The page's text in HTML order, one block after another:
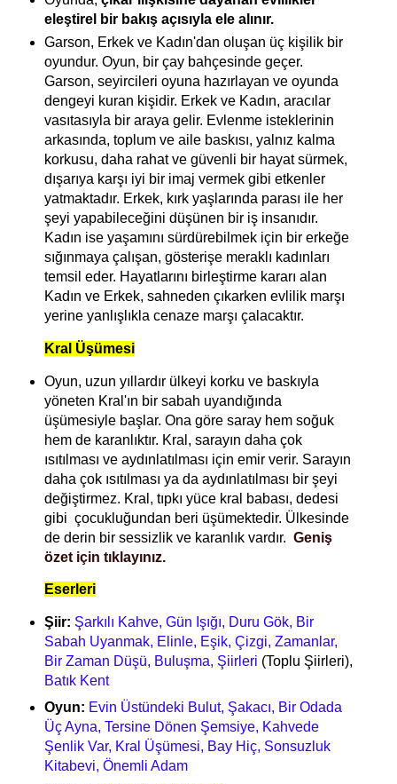
eleştirel bir bakış açısıyla ele alınır.
Garson, Erkek ve Kadın'dan oluşan üç kişilik bir
oyundur. Oyun, bir çay bahçesinde geçer.
Garson, seyircileri oyuna hazırlayan ve oyunda
dengeyi kuran kişidir. Erkek ve Kadın, aracılar
vasıtasıyla bir araya gelir. Evlenme isteklerinin
arkasında, toplum ve aile baskısı, yalnız kalma
korkusu, daha rahat ve güvenli bir hayat sürmek,
dışarıya karşı iyi bir imaj vermek gibi etkenler
yatmaktadır. Erkek, kırk yaşlarında parası ile her
şeyi yapabileceğini düşünen bir iş insanıdır.
Kadın ise yaşamını sürdürebilmek için bir erkeğe
sığınmaya çalışan, gösterişe meraklı kadınları
temsil eder. Hayatlarını birleştirme kararı alan
Kadın ve Erkek, sahneden çıkarken evlilik marşı
yerine yanlışlıkla cenaze marşı çalacaktır.
Kral Üşümesi
Oyun, uzun yıllardır ülkeyi korku ve baskıyla
yöneten Kral'ın bir sabah uyandığında
üşümesiyle başlar. Ona göre saray hem soğuk
hem de karanlıktır. Kral, sarayın daha çok
ısıtılması ve aydınlatılması için emir verir. Sarayın
daha çok ısıtılması ya da aydınlatılması bir şeyi
değiştirmez. Kral, tıpkı yüce kral babası, dedesi
gibi çocukluğundan beri üşümektedir. Ülkesinde
de derin bir sessizlik ve karanlık vardır. Geniş
özet için tıklayınız.
Eserleri
Şiir: Şarkılı Kahve, Gün Işığı, Duru Gök, Bir
Sabah Uyanmak, Elinle, Eşik, Çizgi, Zamanlar,
Bir Zaman Düşü, Buluşma, Şiirleri (Toplu Şiirleri),
Batık Kent
Oyun: Evin Üstündeki Bulut, Şakacı, Bir Odada
Üç Ayna, Tersine Dönen Şemsiye, Kahvede
Şenlik Var, Kral Üşümesi, Bay Hiç, Sonsuzluk
Kitabevi, Önemli Adam